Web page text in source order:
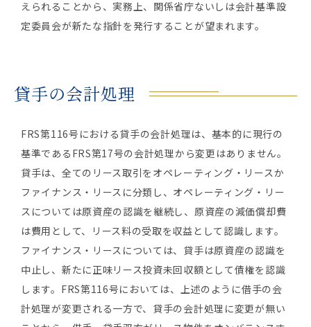
えられることから、実務上、関係省庁ないしは会計基準設
定委員会が新たな指針を発行することが望まれます。
貸手の会計処理
FRS第116号における貸手の会計処理は、基本的に現行の
基準であるFRS第17号の会計処理から変更はありません。
貸手は、全てのリース取引をオペレーティング・リースか
ファイナンス・リースに分類し、オペレーティング・リー
スについては原資産の認識を継続し、原資産の減価償却費
は費用として、リース料の受取を収益として認識します。
ファイナンス・リースについては、貸手は原資産の認識を
中止し、新たに正味リース投資未回収額として債権を認識
します。FRS第116号においては、上述のように借手の会
計処理が変更される一方で、貸手の会計処理に変更が無い